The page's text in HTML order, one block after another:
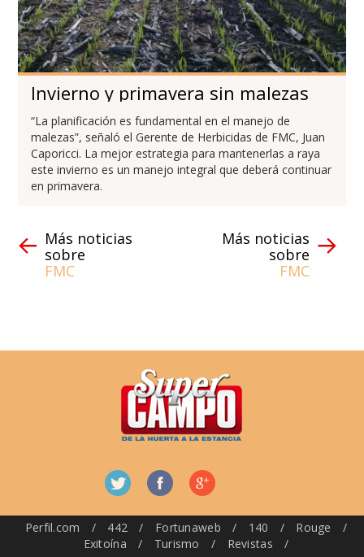
Invierno y primavera sin malezas
“La planificación es fundamental en el manejo de
malezas”, señaló el Gerente de Herbicidas de FMC, Juan
Caporicci. La mejor estrategia para mantenerlas a raya
este invierno es un manejo integral que deberá continuar
en primavera.
Más noticias
sobre
FMC
Más noticias
sobre
FMC
Perfil.com / 442 / Fortunaweb / 140 / Rouge
/
Exitoína
/ Turismo / Revistas
/